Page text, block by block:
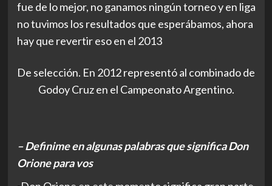
fue de lo mejor, no ganamos ningún torneo y en liga
no tuvimos los resultados que esperábamos, ahora
hay que revertir eso en el 2013
De selección. En 2012 representó al combinado de
Godoy Cruz en el Campeonato Argentino.
– Definime en algunas palabras que significa Don
Orione para vos